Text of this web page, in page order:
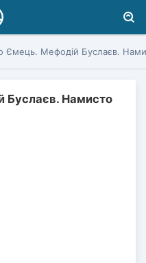
Ємець. Мефодій Буслаєв.
Буслаєв. Намисто